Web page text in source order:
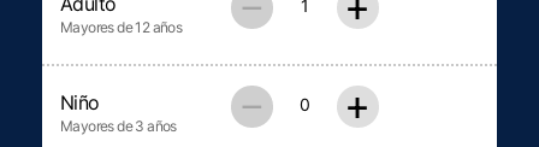
Mayores de 12 años
Niño
Mayores de 3 años – +